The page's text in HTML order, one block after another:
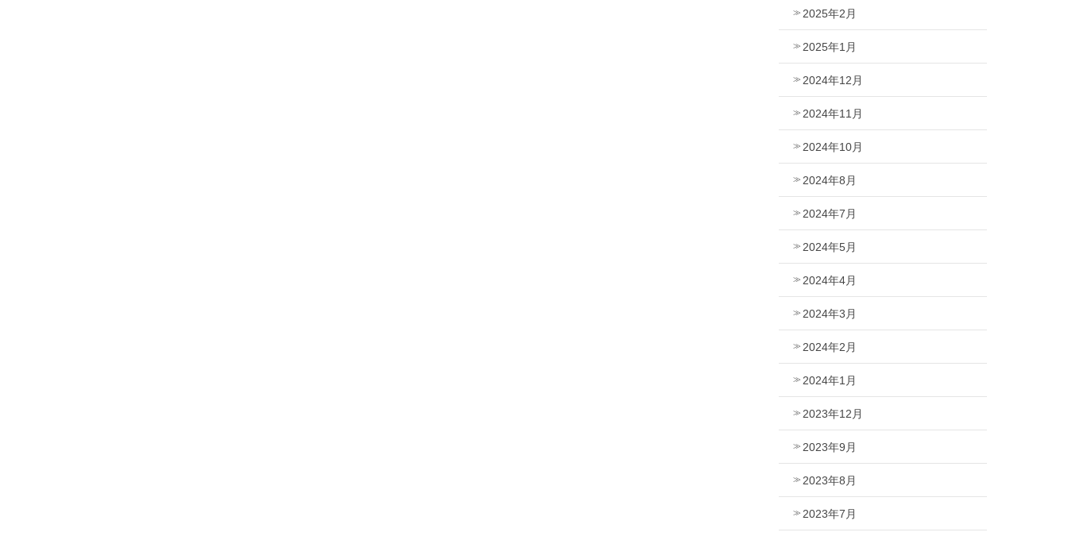
2025年2月
2025年1月
2024年12月
2024年11月
2024年10月
2024年8月
2024年7月
2024年5月
2024年4月
2024年3月
2024年2月
2024年1月
2023年12月
2023年9月
2023年8月
2023年7月